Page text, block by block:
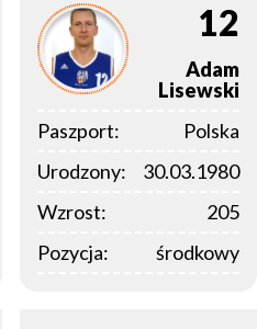
12
Adam
Lisewski
Paszport:
Polska
Urodzony:
30.03.1980
Wzrost:
205
Pozycja:
środkowy